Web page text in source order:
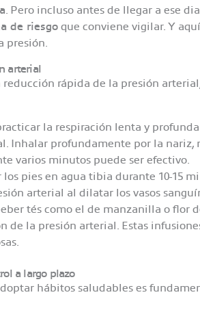
. Pero incluso antes de llegar a ese
de riesgoque conviene vigilar. Y
presión.
arterial
rápida de la presión
la respiración lenta y
Inhalar profundamente por la nariz,
varios minutos puede ser efectivo.​
los pies en agua tibia durante 10-15
arterial al dilatar los vasos
tés como el de manzanilla o flor
la presión arterial. Estas
a largo plazo
hábitos saludables es